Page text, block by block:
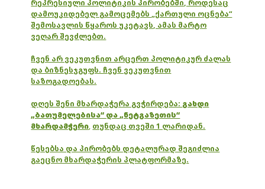
რეპრესიული პოლიტიკის პირობებში, როდესაც
დამოუკიდებელ გამოცემებს „ქართული ოცნება“
შემოსავლის წყაროს უკეტავს, ამას მარტო
ვეღარ შევძლებთ.
ჩვენ არ ვეკუთვნით არცერთ პოლიტიკურ ძალას
და ბიზნესჯგუფს. ჩვენ ვეკუთვნით
საზოგადოებას.
დღეს შენი მხარდაჭერა გვჭირდება: გახდი
„ბათუმელებისა“ და „ნეტგაზეთის“
მხარდამჭერი, თუნდაც თვეში 1 ლარიდან.
წესებსა და პირობებს დეტალურად შეგიძლია
გაეცნო მხარდაჭერის პლატფორმაზე.